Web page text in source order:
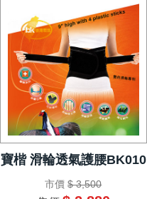
寶楷 滑輪透氣護腰BK010
市價 $ 3,500